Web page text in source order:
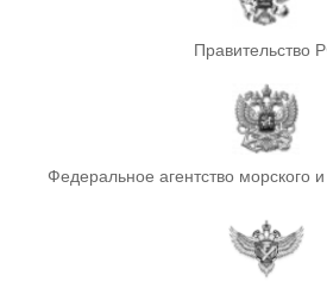
Правительство
Федеральное агентство морского